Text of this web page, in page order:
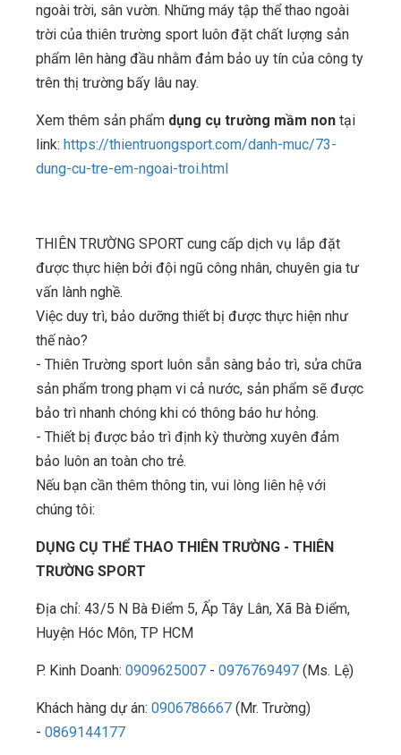
ngoài trời, sân vườn. Những máy tập thể thao ngoài
trời của thiên trường sport luôn đặt chất lượng sản
phẩm lên hàng đầu nhằm đảm bảo uy tín của công ty
trên thị trường bấy lâu nay.
Xem thêm sản phẩm dụng cụ trường mầm non tại
link: https://thientruongsport.com/danh-muc/73-
dung-cu-tre-em-ngoai-troi.html
THIÊN TRƯỜNG SPORT cung cấp dịch vụ lắp đặt
được thực hiện bởi đội ngũ công nhân, chuyên gia tư
vấn lành nghề.
Việc duy trì, bảo dưỡng thiết bị được thực hiện như
thế nào?
- Thiên Trường sport luôn sẵn sàng bảo trì, sửa chữa
sản phẩm trong phạm vi cả nước, sản phẩm sẽ được
bảo trì nhanh chóng khi có thông báo hư hỏng.
- Thiết bị được bảo trì định kỳ thường xuyên đảm
bảo luôn an toàn cho trẻ.
Nếu bạn cần thêm thông tin, vui lòng liên hệ với
chúng tôi:
DỤNG CỤ THỂ THAO THIÊN TRƯỜNG - THIÊN
TRƯỜNG SPORT
Địa chỉ: 43/5 N Bà Điểm 5, Ấp Tây Lân, Xã Bà Điểm,
Huyện Hóc Môn, TP HCM
P. Kinh Doanh: 0909625007 - 0976769497 (Ms. Lệ)
Khách hàng dự án: 0906786667 (Mr. Trường)
- 0869144177